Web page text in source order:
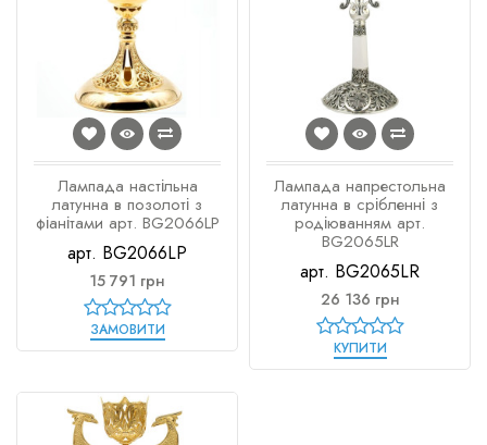
Лампада настільна
латунна в позолоті з
фіанітами арт. BG2066LP
арт. BG2066LP
15 791 грн
ЗАМОВИТИ
Лампада напрестольна
латунна в срібленні з
родіюванням арт.
BG2065LR
арт. BG2065LR
26 136 грн
КУПИТИ